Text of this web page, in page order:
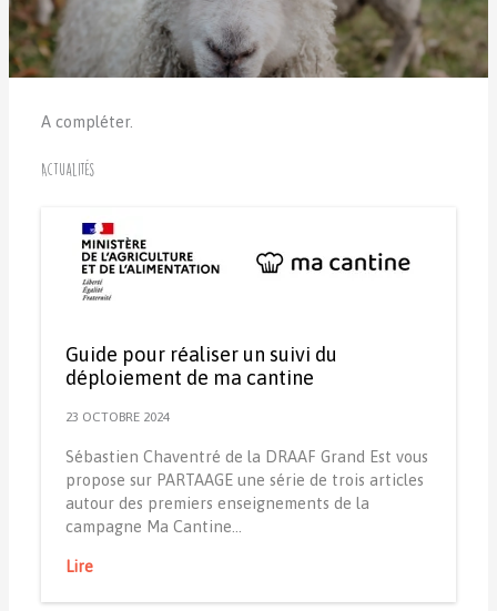
A compléter.
Actualités
Guide pour réaliser un suivi du
déploiement de ma cantine
23 OCTOBRE 2024
Sébastien Chaventré de la DRAAF Grand Est vous
propose sur PARTAAGE une série de trois articles
autour des premiers enseignements de la
campagne Ma Cantine…
Lire